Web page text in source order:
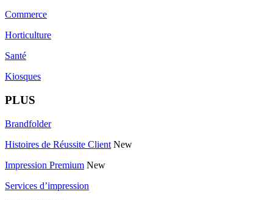
Commerce
Horticulture
Santé
Kiosques
PLUS
Brandfolder
Histoires de Réussite Client New
Impression Premium New
Services d’impression